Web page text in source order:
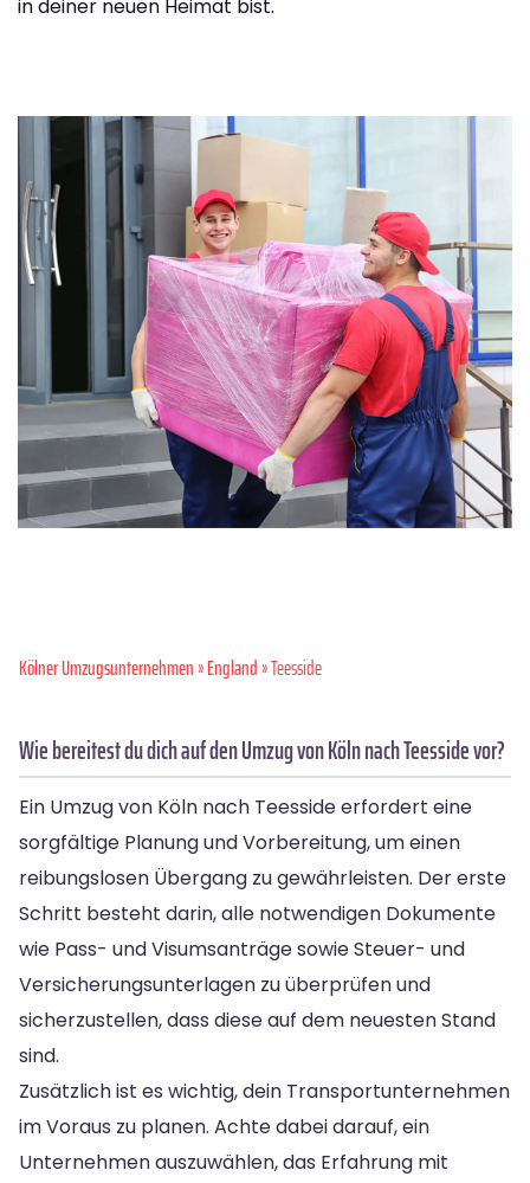
in deiner neuen Heimat bist.
Kölner Umzugsunternehmen»England» Teesside
Wie bereitest du dich auf den Umzug von Köln nach Teesside vor?
Ein Umzug von Köln nach Teesside erfordert eine
sorgfältige Planung und Vorbereitung, um einen
reibungslosen Übergang zu gewährleisten. Der erste
Schritt besteht darin, alle notwendigen Dokumente
wie Pass- und Visumsanträge sowie Steuer- und
Versicherungsunterlagen zu überprüfen und
sicherzustellen, dass diese auf dem neuesten Stand
sind.
Zusätzlich ist es wichtig, dein Transportunternehmen
im Voraus zu planen. Achte dabei darauf, ein
Unternehmen auszuwählen, das Erfahrung mit